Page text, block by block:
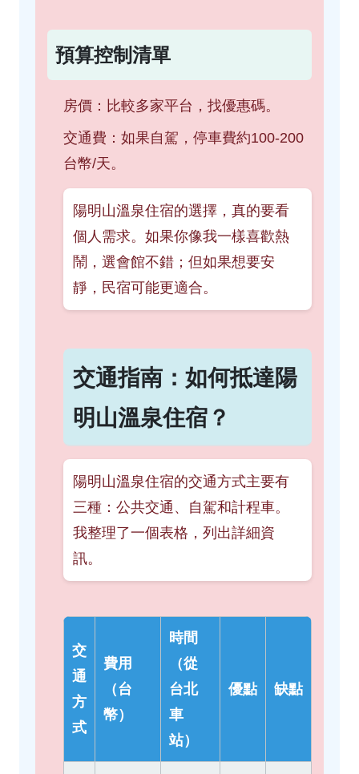
預算控制清單
房價：比較多家平台，找優惠碼。
交通費：如果自駕，停車費約100-200
台幣/天。
陽明山溫泉住宿的選擇，真的要看
個人需求。如果你像我一樣喜歡熱
鬧，選會館不錯；但如果想要安
靜，民宿可能更適合。
交通指南：如何抵達陽
明山溫泉住宿？
陽明山溫泉住宿的交通方式主要有
三種：公共交通、自駕和計程車。
我整理了一個表格，列出詳細資
訊。
交
通
方
式
費用
（台
幣）
時間
（從
台北
車
站）
優點 缺點